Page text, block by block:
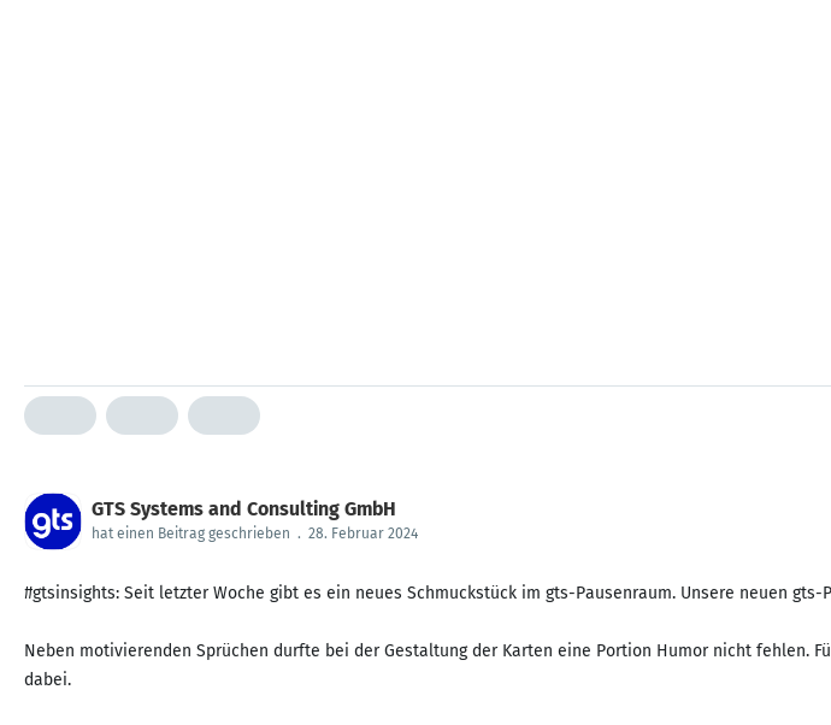
GTS Systems and Consulting GmbH
hat einen Beitrag geschrieben . 28. Februar 2024
#gtsinsights: Seit letzter Woche gibt es ein neues Schmuckstück im gts-Pausenraum. Unsere neuen gts-
Neben motivierenden Sprüchen durfte bei der Gestaltung der Karten eine Portion Humor nicht fehlen.
dabei.